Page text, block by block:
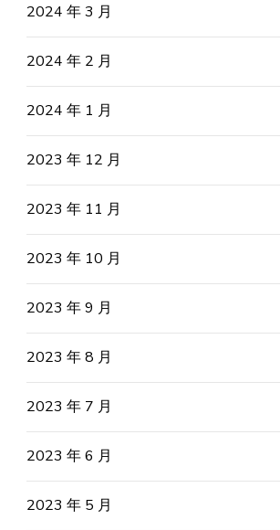
2024 年 3 月
2024 年 2 月
2024 年 1 月
2023 年 12 月
2023 年 11 月
2023 年 10 月
2023 年 9 月
2023 年 8 月
2023 年 7 月
2023 年 6 月
2023 年 5 月